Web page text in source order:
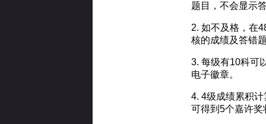
题目，不会显示
2. 如不及格，在
核的成绩及答错
3. 每级有10科可
电子徽章。
4. 4级成绩累积
可得到5个嘉许奖